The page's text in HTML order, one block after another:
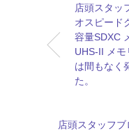
店頭スタッ
オスピード
容量SDXC
UHS-II メモ
は間もなく
た。
店頭スタッフ